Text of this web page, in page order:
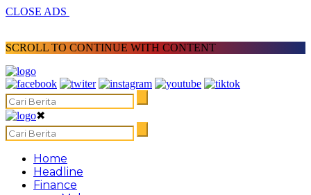
CLOSE ADS
SCROLL TO CONTINUE WITH CONTENT
✖
Home
Headline
Finance